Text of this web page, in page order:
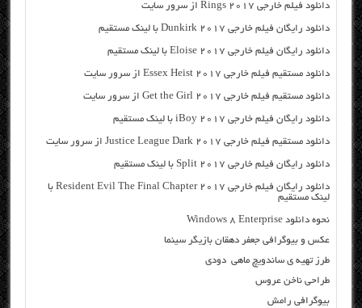
دانلود فیلم خارجی Rings 2017 از سرور سایت
دانلود رایگان فیلم خارجی Dunkirk 2017 با لینک مستقیم
دانلود رایگان فیلم خارجی Eloise 2017 با لینک مستقیم
دانلود مستقیم فیلم خارجی Essex Heist 2017 از سرور سایت
دانلود مستقیم فیلم خارجی Get the Girl 2017 از سرور سایت
دانلود رایگان فیلم خارجی iBoy 2017 با لینک مستقیم
دانلود مستقیم فیلم خارجی Justice League Dark 2017 از سرور سایت
دانلود رایگان فیلم خارجی Split 2017 با لینک مستقیم
دانلود رایگان فیلم خارجی Resident Evil The Final Chapter 2017 با
لینک مستقیم
نحوه دانلود Windows 8 Enterprise
عکس و بیوگرافی جعفر دهقان بازیگر سینما
طرز تهیه ی ساندویچ ماهی دودی
طراحی ناخن عروس
بیوگرافی رامش